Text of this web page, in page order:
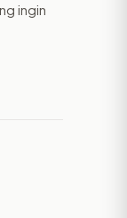
ingin